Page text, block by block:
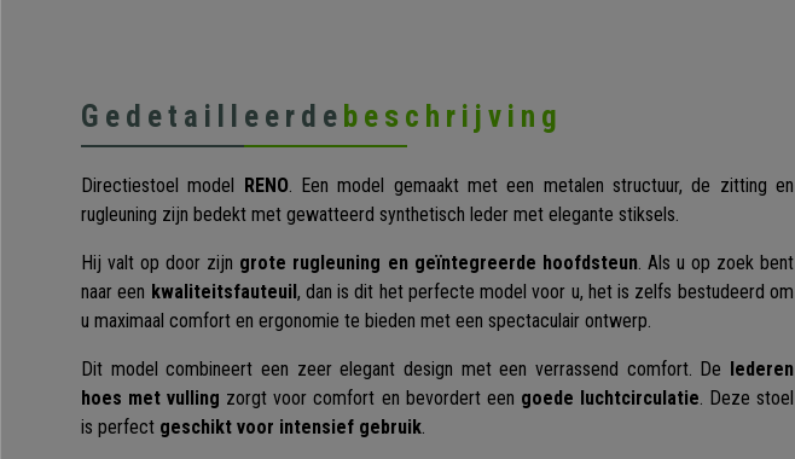
Gedetailleerde beschrijving
Directiestoel model RENO. Een model gemaakt met een metalen structuur, de zitting en
rugleuning zijn bedekt met gewatteerd synthetisch leder met elegante stiksels.
Hij valt op door zijn grote rugleuning en geïntegreerde hoofdsteun. Als u op zoek bent
naar een kwaliteitsfauteuil, dan is dit het perfecte model voor u, het is zelfs bestudeerd om
u maximaal comfort en ergonomie te bieden met een spectaculair ontwerp.
Dit model combineert een zeer elegant design met een verrassend comfort. De lederen
hoes met vulling zorgt voor comfort en bevordert een goede luchtcirculatie. Deze stoel
is perfect geschikt voor intensief gebruik.